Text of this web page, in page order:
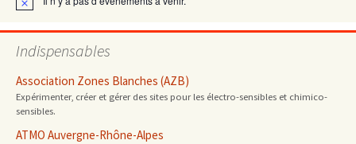
Notice
Indispensables
Association Zones Blanches (AZB)
Expérimenter, créer et gérer des sites pour les électro-sensibles et chimico-
sensibles.
ATMO Auvergne-Rhône-Alpes